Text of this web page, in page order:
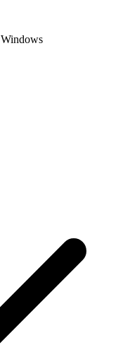
Windows